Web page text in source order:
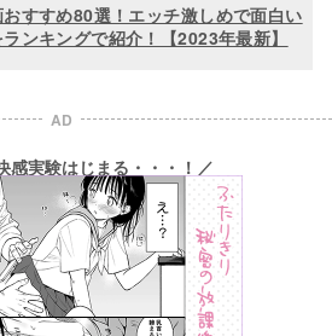
すすめ80選！エッチ激しめで面白い
ンキングで紹介！【2023年最新】
AD
感実験はじまる・・・！／